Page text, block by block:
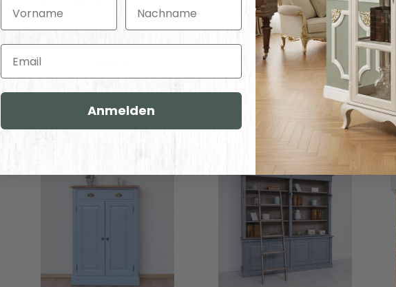
konfigurieren
Individuell
konfigurieren
Vorname Nachname
Email
Anmelden